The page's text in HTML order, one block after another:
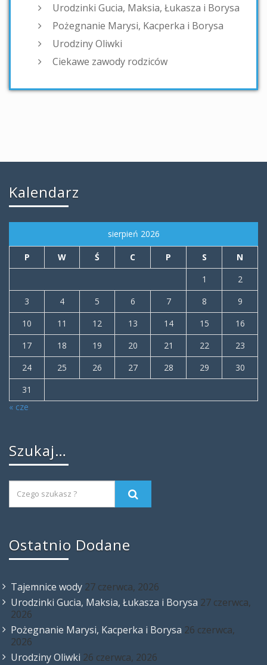
Urodzinki Gucia, Maksia, Łukasza i Borysa
Pożegnanie Marysi, Kacperka i Borysa
Urodziny Oliwki
Ciekawe zawody rodziców
Kalendarz
sierpień 2026
P W Ś C P S
N
1
2
3
4 5 6 7 8
9
10
11 12 13 14 15
16
17
18 19 20 21 22
23
24
25 26 27 28 29
30
31
« cze
Szukaj…
Ostatnio Dodane
Tajemnice wody 27 czerwca, 2026
Urodzinki Gucia, Maksia, Łukasza i Borysa 27 czerwca,
2026
Pożegnanie Marysi, Kacperka i Borysa 26 czerwca,
2026
Urodziny Oliwki 26 czerwca, 2026